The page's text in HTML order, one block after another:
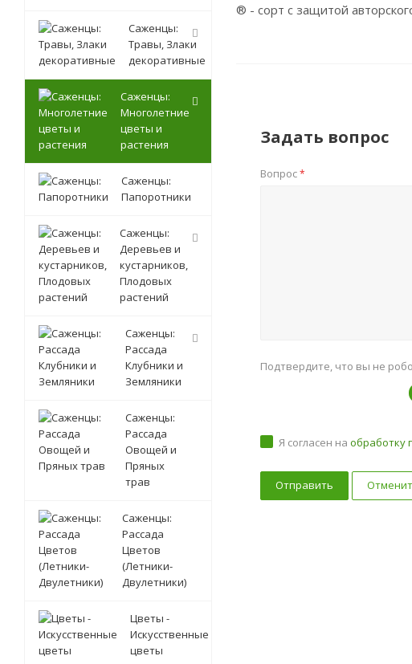
® - сорт с защитой
Задать вопрос
Вопрос*
Подтвердите, что вы не
Я согласен на обработку
Саженцы:
Травы, Злаки
декоративные
Саженцы:
Многолетние
цветы и
растения
Саженцы:
Папоротники
Саженцы:
Деревьев и
кустарников,
Плодовых
растений
Саженцы:
Рассада
Клубники и
Земляники
Саженцы:
Рассада
Овощей и
Пряных
трав
Саженцы:
Рассада
Цветов
(Летники-
Двулетники)
Цветы -
Искусственные
цветы